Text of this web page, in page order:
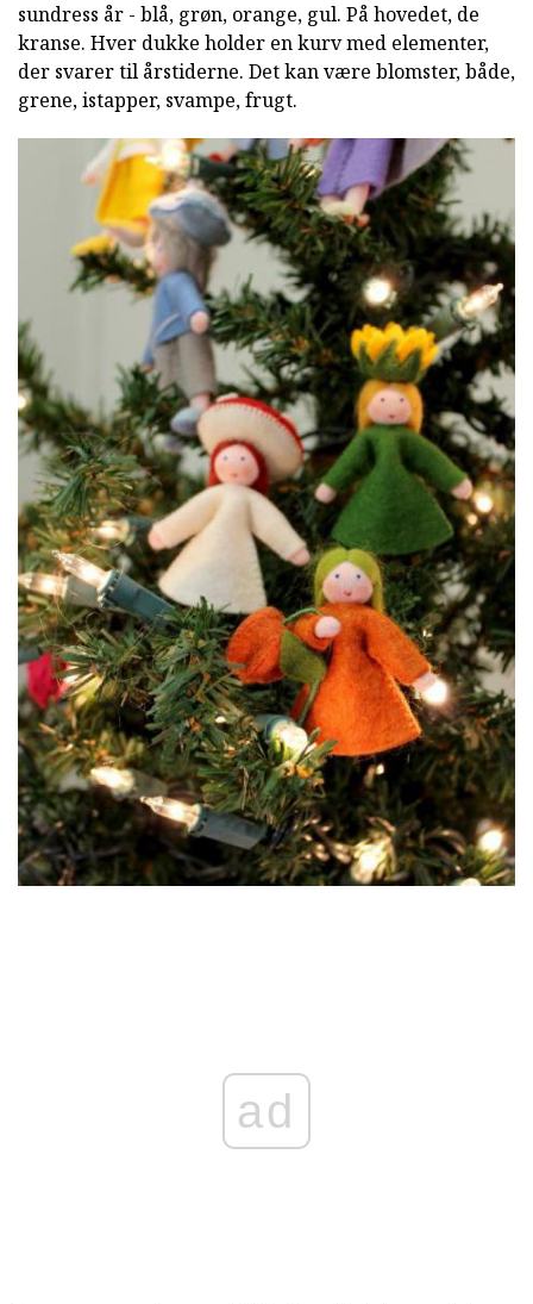
sundress år - blå, grøn, orange, gul. På hovedet, de
kranse. Hver dukke holder en kurv med elementer,
der svarer til årstiderne. Det kan være blomster, både,
grene, istapper, svampe, frugt.
ad